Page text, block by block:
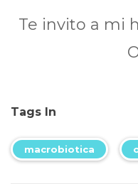
Te invito a mi
Tags In
macrobiotica